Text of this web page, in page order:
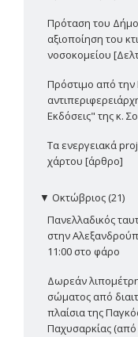
Πρόταση του
αξιοποίηση του
νοσοκομείου
Πρόστιμο από την
Εκδόσεις" της κ.
Τα ενεργειακά
χάρτου [άρθρο]
▼ Οκτώβριος (21)
Πανελλαδικός
στην
11:00 στο φάρο
Δωρεάν
σώματος από
πλαίσια της
Παχυσαρκίας (από